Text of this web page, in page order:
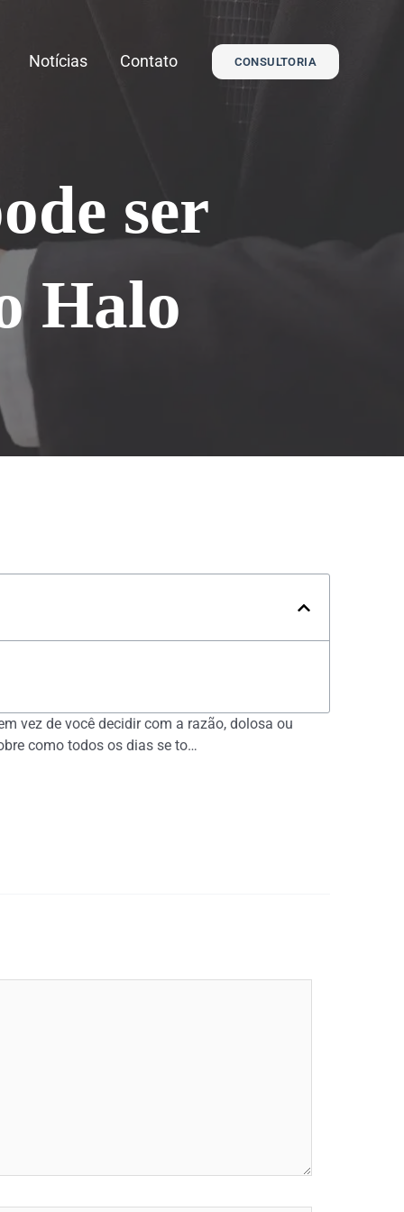
Notícias Contato CONSULTORIA
ser
Halo
vez de você decidir com a razão, dolosa ou
como todos os dias se to…